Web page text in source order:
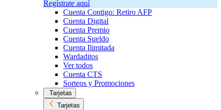
Regístrate aquí
Cuenta Contigo: Retiro AFP
Cuenta Digital
Cuenta Premio
Cuenta Sueldo
Cuenta Ilimitada
Wardaditos
Ver todos
Cuenta CTS
Sorteos y Promociones
Tarjetas
Tarjetas